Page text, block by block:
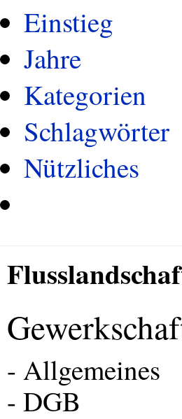
Einstieg
Jahre
Kategorien
Schlagwörter
Nützliches
- Allgemeines
- DGB